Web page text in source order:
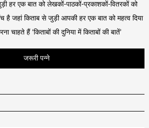
हर एक बात को लेखकों-पाठकों-प्रकाशकों-वितरकों को
है जहां किताब से जुड़ी आपकी हर एक बात को महत्व दिया
चाहते हैं ‘किताबों की दुनिया में किताबों की बातें’
जरूरी पन्ने